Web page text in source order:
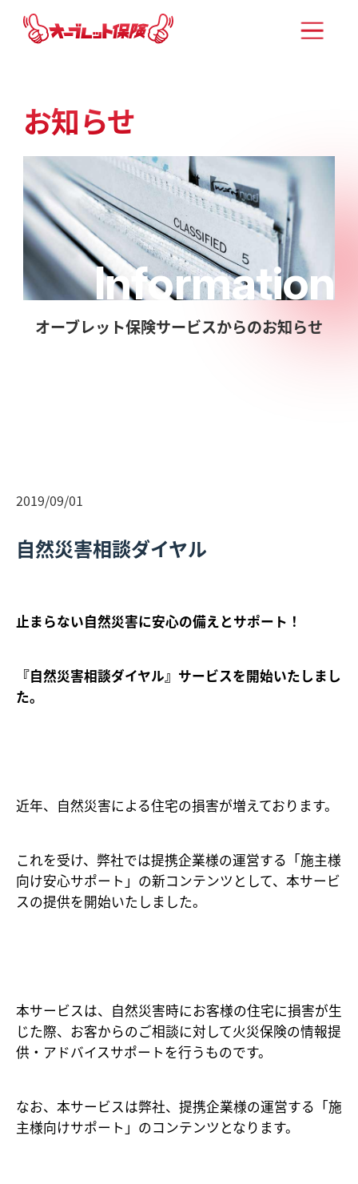
お知らせ
Information
オーブレット保険サービスからのお知らせ
2019/09/01
自然災害相談ダイヤル
止まらない自然災害に安心の備えとサポート！
『自然災害相談ダイヤル』サービスを開始いたしまし
た。
近年、自然災害による住宅の損害が増えております。
これを受け、弊社では提携企業様の運営する「施主様
向け安心サポート」の新コンテンツとして、本サービ
スの提供を開始いたしました。
本サービスは、自然災害時にお客様の住宅に損害が生
じた際、お客からのご相談に対して火災保険の情報提
供・アドバイスサポートを行うものです。
なお、本サービスは弊社、提携企業様の運営する「施
主様向けサポート」のコンテンツとなります。